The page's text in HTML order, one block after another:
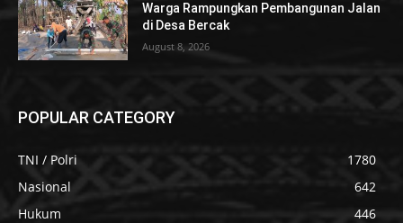
Warga Rampungkan Pembangunan Jalan
di Desa Bercak
August 8, 2026
POPULAR CATEGORY
TNI / Polri
1780
Nasional
642
Hukum
446